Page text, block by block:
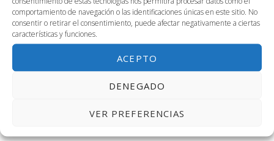
comportamiento de navegación o las identificaciones únicas en este sitio. No
consentir o retirar el consentimiento, puede afectar negativamente a ciertas
características y funciones.
ACEPTO
DENEGADO
VER PREFERENCIAS
at partner universities that could serve as
examples of good practice.
To analyse the potential impact that university
networks and joint/collaborative initiatives have or
could/should have in the development of these
10:30 h Official Opening of the Networking event.